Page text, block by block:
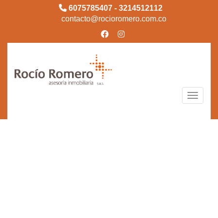
6075785407 - 3214512112
contacto@rocioromero.com.co
Toggle